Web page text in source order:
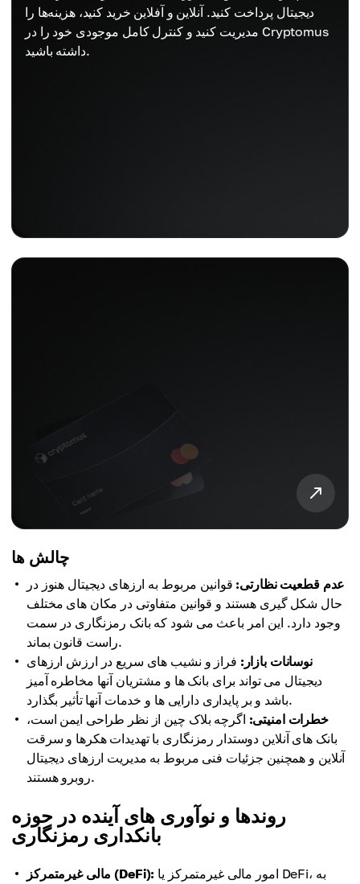
دیجیتال پرداخت کنید. آنلاین و آفلاین خرید کنید، هزینه‌ها را
مدیریت کنید و کنترل کامل موجودی خود را در Cryptomus
داشته باشید.
چالش ها
عدم قطعیت نظارتی: قوانین مربوط به ارزهای دیجیتال هنوز در
حال شکل گیری هستند و قوانین متفاوتی در مکان های مختلف
وجود دارد. این امر باعث می شود که بانک رمزنگاری در سمت
راست قانون بماند.
نوسانات بازار: فراز و نشیب های سریع در ارزش ارزهای
دیجیتال می تواند برای بانک ها و مشتریان آنها مخاطره آمیز
باشد و بر پایداری دارایی ها و خدمات آنها تأثیر بگذارد.
خطرات امنیتی: اگرچه بلاک چین از نظر طراحی ایمن است،
بانک های آنلاین دوستدار رمزنگاری با تهدیدات هکرها و سرقت
آنلاین و همچنین جزئیات فنی مربوط به مدیریت ارزهای دیجیتال
روبرو هستند.
روندها و نوآوری های آینده در حوزه
بانکداری رمزنگاری
مالی غیرمتمرکز (DeFi):